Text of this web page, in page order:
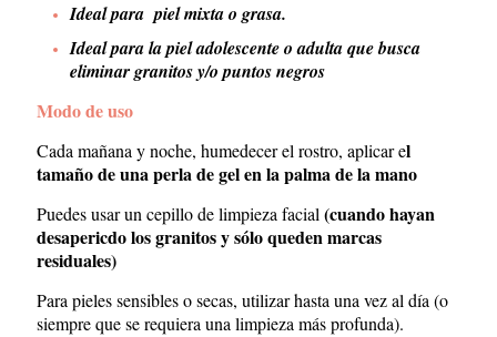
Ideal para piel mixta o grasa.
Ideal para la piel adolescente o adulta que busca
eliminar granitos y/o puntos negros
Modo de uso
Cada mañana y noche, humedecer el rostro, aplicar el
tamaño de una perla de gel en la palma de la mano
Puedes usar uncepillo de limpieza facial(cuando hayan
desapericdo los granitos y sólo queden marcas
residuales)
Para pieles sensibles o secas, utilizar hasta una vez al día (o
siempre que se requiera una limpieza más profunda).